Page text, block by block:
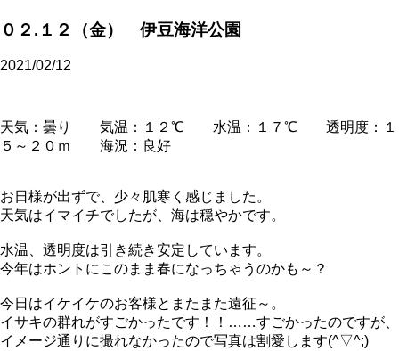
０２.１２（金） 伊豆海洋公園
2021/02/12
天気：曇り 気温：１２℃ 水温：１７℃ 透明度：１
５～２０ｍ 海況：良好
お日様が出ずで、少々肌寒く感じました。
天気はイマイチでしたが、海は穏やかです。
水温、透明度は引き続き安定しています。
今年はホントにこのまま春になっちゃうのかも～？
今日はイケイケのお客様とまたまた遠征～。
イサキの群れがすごかったです！！……すごかったのですが、
イメージ通りに撮れなかったので写真は割愛します(^▽^;)